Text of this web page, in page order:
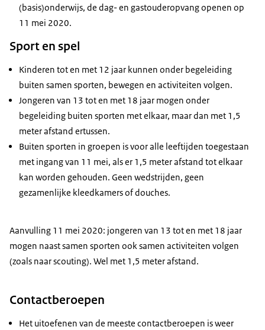
(basis)onderwijs, de dag- en gastouderopvang openen op
11 mei 2020.
Sport en spel
Kinderen tot en met 12 jaar kunnen onder begeleiding
buiten samen sporten, bewegen en activiteiten volgen.
Jongeren van 13 tot en met 18 jaar mogen onder
begeleiding buiten sporten met elkaar, maar dan met 1,5
meter afstand ertussen.
Buiten sporten in groepen is voor alle leeftijden toegestaan
met ingang van 11 mei, als er 1,5 meter afstand tot elkaar
kan worden gehouden. Geen wedstrijden, geen
gezamenlijke kleedkamers of douches.
Aanvulling 11 mei 2020: jongeren van 13 tot en met 18 jaar
mogen naast samen sporten ook samen activiteiten volgen
(zoals naar scouting). Wel met 1,5 meter afstand.
Contactberoepen
Het uitoefenen van de meeste contactberoepen is weer